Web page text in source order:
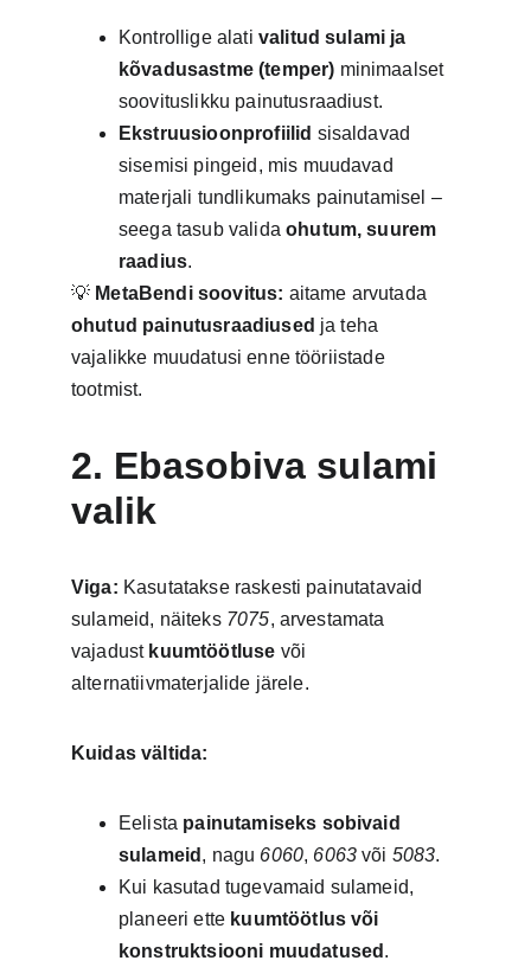
Kontrollige alati valitud sulami ja
kõvadusastme (temper) minimaalset
soovituslikku painutusraadiust.
Ekstruusioonprofiilid sisaldavad
sisemisi pingeid, mis muudavad
materjali tundlikumaks painutamisel –
seega tasub valida ohutum, suurem
raadius.
💡 MetaBendi soovitus: aitame arvutada
ohutud painutusraadiused ja teha
vajalikke muudatusi enne tööriistade
tootmist.
2. Ebasobiva sulami
valik
Viga: Kasutatakse raskesti painutatavaid
sulameid, näiteks 7075, arvestamata
vajadust kuumtöötluse või
alternatiivmaterjalide järele.
Kuidas vältida:
Eelista painutamiseks sobivaid
sulameid , nagu 6060, 6063 või 5083.
Kui kasutad tugevamaid sulameid,
planeeri ette kuumtöötlus või
konstruktsiooni muudatused .